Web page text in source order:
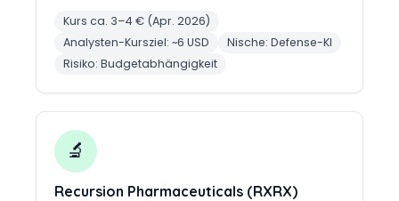
Kurs ca. 3–4 € (Apr. 2026)
Analysten-Kursziel: ~6 USD
Nische: Defense-KI
Risiko: Budgetabhängigkeit
🔬
Recursion Pharmaceuticals (RXRX)